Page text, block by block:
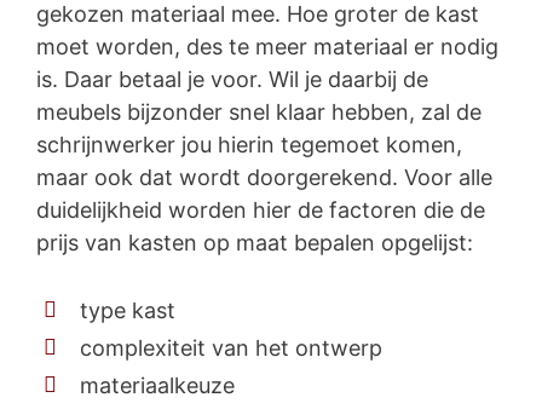
gekozen materiaal mee. Hoe groter de kast
moet worden, des te meer materiaal er nodig
is. Daar betaal je voor. Wil je daarbij de
meubels bijzonder snel klaar hebben, zal de
schrijnwerker jou hierin tegemoet komen,
maar ook dat wordt doorgerekend. Voor alle
duidelijkheid worden hier de factoren die de
prijs van kasten op maat bepalen opgelijst:
type kast
complexiteit van het ontwerp
materiaalkeuze